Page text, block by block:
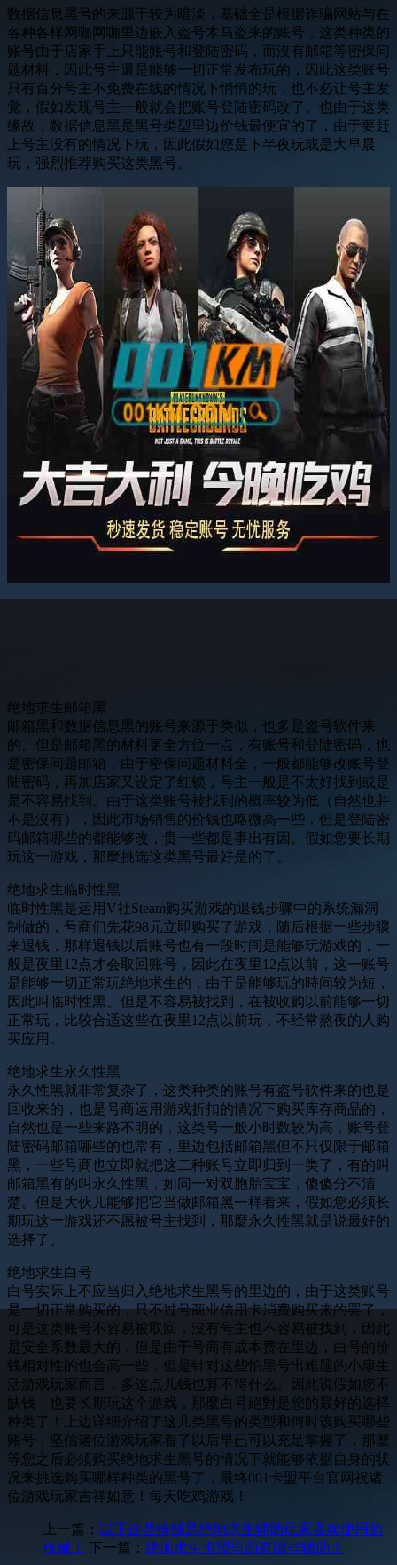
数据信息黑号的来源于较为暗淡，基础全是根据诈骗网站与在
各种各样网咖网咖里边嵌入盗号木马盗来的账号，这类种类的
账号由于店家手上只能账号和登陆密码，而沒有邮箱等密保问
题材料，因此号主還是能够一切正常发布玩的，因此这类账号
只有百分号主不免费在线的情况下悄悄的玩，也不必让号主发
觉，假如发现号主一般就会把账号登陆密码改了。也由于这类
缘故，数据信息黑是黑号类型里边价钱最便宜的了，由于要赶
上号主没有的情况下玩，因此假如您是下半夜玩或是大早晨
玩，强烈推荐购买这类黑号。
绝地求生邮箱黑
邮箱黑和数据信息黑的账号来源于类似，也多是盗号软件来
的。但是邮箱黑的材料更全方位一点，有账号和登陆密码，也
是密保问题邮箱，由于密保问题材料全，一般都能够改账号登
陆密码，再加店家又设定了红锁，号主一般是不太好找到或是
是不容易找到。由于这类账号被找到的概率较为低（自然也并
不是沒有），因此市场销售的价钱也略微高一些，但是登陆密
码邮箱哪些的都能够改，贵一些都是事出有因。假如您要长期
玩这一游戏，那麼挑选这类黑号最好是的了。
绝地求生临时性黑
临时性黑是运用V社Steam购买游戏的退钱步骤中的系统漏洞
制做的，号商们先花98元立即购买了游戏，随后根据一些步骤
来退钱，那样退钱以后账号也有一段时间是能够玩游戏的，一
般是夜里12点才会取回账号，因此在夜里12点以前，这一账号
是能够一切正常玩绝地求生的，由于是能够玩的時间较为短，
因此叫临时性黑。但是不容易被找到，在被收购以前能够一切
正常玩，比较合适这些在夜里12点以前玩，不经常熬夜的人购
买应用。
绝地求生永久性黑
永久性黑就非常复杂了，这类种类的账号有盗号软件来的也是
回收来的，也是号商运用游戏折扣的情况下购买库存商品的，
自然也是一些来路不明的，这类号一般小时数较为高，账号登
陆密码邮箱哪些的也常有，里边包括邮箱黑但不只仅限于邮箱
黑，一些号商也立即就把这二种账号立即归到一类了，有的叫
邮箱黑有的叫永久性黑，如同一对双胞胎宝宝，傻傻分不清
楚。但是大伙儿能够把它当做邮箱黑一样看来，假如您必须长
期玩这一游戏还不愿被号主找到，那麼永久性黑就是说最好的
选择了。
绝地求生白号
白号实际上不应当归入绝地求生黑号的里边的，由于这类账号
是一切正常购买的，只不过号商业信用卡消费购买来的罢了，
可是这类账号不容易被取回，沒有号主也不容易被找到，因此
是安全系数最大的，但是由于号商有成本费在里边，白号的价
钱相对性的也会高一些，但是针对这些怕黑号出难题的小康生
活游戏玩家而言，多这点儿钱也算不得什么。因此说假如您不
缺钱，也要长期玩这个游戏，那麼白号絕對是您的最好的选择
种类了！上边详细介绍了这几类黑号的类型和何时该购买哪些
账号，坚信诸位游戏玩家看了以后早已可以充足掌握了，那麼
等您之后必须购买绝地求生黑号的情况下就能够依据自身的状
况来挑选购买哪样种类的黑号了，最终001卡盟平台官网祝诸
位游戏玩家吉祥如意！每天吃鸡游戏！
上一篇： 以下这些枪械是绝地求生辅助玩家喜欢使用的
枪械！
下一篇： 绝地求生卡盟里面有哪些辅助？